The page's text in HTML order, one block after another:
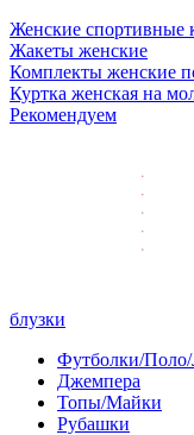
Женские спортивные
Жакеты женские
Комплекты женские
Куртка женская на
Рекомендуем
блузки
Футболки/
Джемпера
Топы/Майки
Рубашки